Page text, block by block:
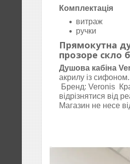
Комплектація
витраж
ручки
Прямокутна
прозоре скло
Душова кабіна
акрилу із
Бренд: Veronis
відрізнятися від
Магазин не несе